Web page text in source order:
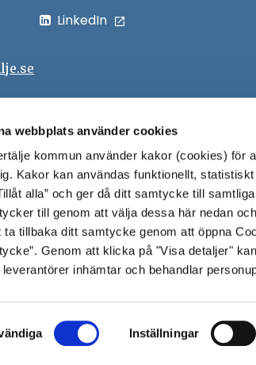
webbplats använder cookies
kommun använder kakor (cookies) för
Kakor kan användas funktionellt,
alla” och ger då ditt samtycke till
till genom att välja dessa här nedan
ta tillbaka ditt samtycke genom att öppna
Genom att klicka på "Visa detaljer"
inhämtar och behandlar
Inställningar
LinkedIn